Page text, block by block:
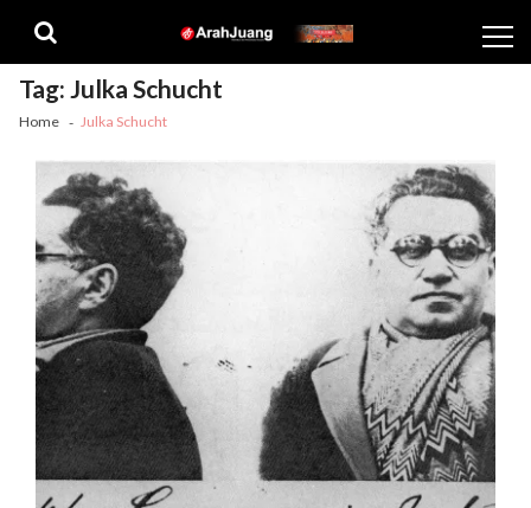
navigation
content
Tag:Julka Schucht
Home Julka Schucht